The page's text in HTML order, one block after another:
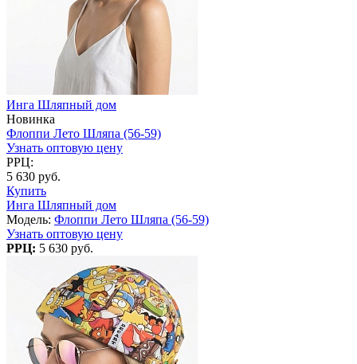
Инга Шляпный дом
Новинка
Флоппи Лето Шляпа (56-59)
Узнать оптовую цену
РРЦ:
5 630 руб.
Купить
Инга Шляпный дом
Модель: Флоппи Лето Шляпа (56-59)
Узнать оптовую цену
РРЦ: 5 630 руб.